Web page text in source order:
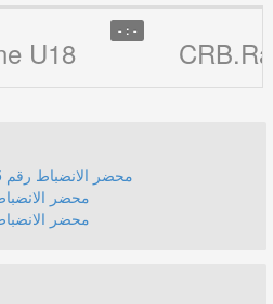
U18
- : -
محضر الانضباط رقم 25 - صنف الأكابر
محضر الانضباط
محضر الانضباط رقم